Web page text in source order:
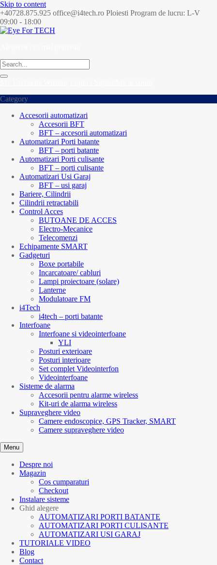
Skip to content
+40728.875.925 office@i4tech.ro Ploiesti Program de lucru: L-V
09:00 - 18:00
Category
Accesorii automatizari
Accesorii BFT
BFT – accesorii automatizari
Automatizari Porti batante
BFT – porti batante
Automatizari Porti culisante
BFT – porti culisante
Automatizari Usi Garaj
BFT – usi garaj
Bariere, Cilindrii
Cilindrii retractabili
Control Acces
BUTOANE DE ACCES
Electro-Mecanice
Telecomenzi
Echipamente SMART
Gadgeturi
Boxe portabile
Incarcatoare/ cabluri
Lampi proiectoare (solare)
Lanterne
Modulatoare FM
i4Tech
i4tech – porti batante
Interfoane
Interfoane si videointerfoane
YLI
Posturi exterioare
Posturi interioare
Set complet Videointerfon
Videointerfoane
Sisteme de alarma
Accesorii pentru alarme wireless
Kit-uri de alarma wireless
Supraveghere video
Camere endoscopice, GPS Tracker, SMART
Camere supraveghere video
Menu
Despre noi
Magazin
Cos cumparaturi
Checkout
Instalare sisteme
Ghid alegere
AUTOMATIZARI PORTI BATANTE
AUTOMATIZARI PORTI CULISANTE
AUTOMATIZARI USI GARAJ
TUTORIALE VIDEO
Blog
Contact